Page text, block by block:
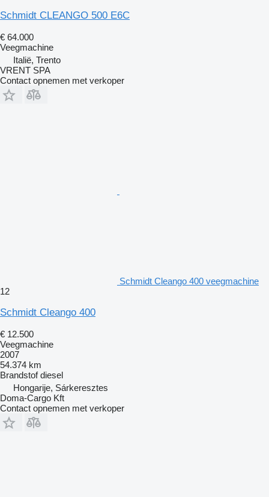
Schmidt CLEANGO 500 E6C
€ 64.000
Veegmachine
Italië, Trento
VRENT SPA
Contact opnemen met verkoper
Schmidt Cleango 400 veegmachine
12
Schmidt Cleango 400
€ 12.500
Veegmachine
2007
54.374 km
Brandstof diesel
Hongarije, Sárkeresztes
Doma-Cargo Kft
Contact opnemen met verkoper